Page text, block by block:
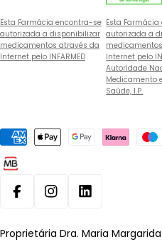
Esta Farmácia encontra-se
autorizada a disponibilizar
medicamentos através da
Internet pelo INFARMED
Esta
autorizada a
Internet pelo
Autoridade
Medicamento
Saúde, I.P.
Métodos
pagamento
FacebookInstagramLinkedin
Proprietária Dra. Maria